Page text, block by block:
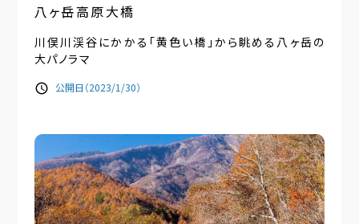
八ヶ岳高原大橋
川俣川渓谷にかかる「黄色い橋」から眺める八ヶ岳の
大パノラマ
公開日（2023/1/30）